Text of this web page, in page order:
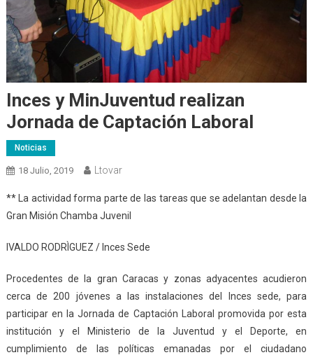
Inces y MinJuventud realizan
Jornada de Captación Laboral
Noticias
18 Julio, 2019 Ltovar
** La actividad forma parte de las tareas que se adelantan desde la
Gran Misión Chamba Juvenil
IVALDO RODRÌGUEZ / Inces Sede
Procedentes de la gran Caracas y zonas adyacentes acudieron
cerca de 200 jóvenes a las instalaciones del Inces sede, para
participar en la Jornada de Captación Laboral promovida por esta
institución y el Ministerio de la Juventud y el Deporte, en
cumplimiento de las políticas emanadas por el ciudadano